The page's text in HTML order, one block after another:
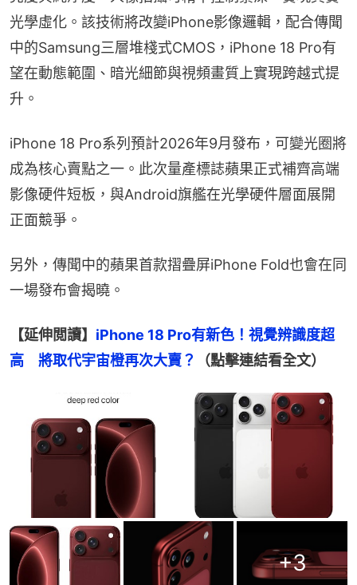
光學虛化。該技術將改變iPhone影像邏輯，配合傳聞
中的Samsung三層堆棧式CMOS，iPhone 18 Pro有
望在動態範圍、暗光細節與視頻畫質上實現跨越式提
升。
iPhone 18 Pro系列預計2026年9月發布，可變光圈將
成為核心賣點之一。此次量產標誌蘋果正式補齊高端
影像硬件短板，與Android旗艦在光學硬件層面展開
正面競爭。
另外，傳聞中的蘋果首款摺疊屏iPhone Fold也會在同
一場發布會揭曉。
【延伸閲讀】 iPhone 18 Pro有新色！視覺辨識度超
高　將取代宇宙橙再次大賣？
（點擊連結看全文）
+3